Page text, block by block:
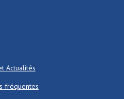
Actualités
fréquentes